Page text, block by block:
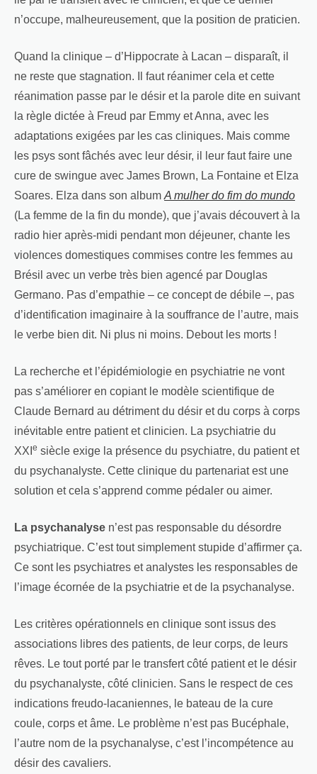
n’occupe, malheureusement, que la position de praticien.
Quand la clinique – d’Hippocrate à Lacan – disparaît, il
ne reste que stagnation. Il faut réanimer cela et cette
réanimation passe par le désir et la parole dite en suivant
la règle dictée à Freud par Emmy et Anna, avec les
adaptations exigées par les cas cliniques. Mais comme
les psys sont fâchés avec leur désir, il leur faut faire une
cure de swingue avec James Brown, La Fontaine et Elza
Soares. Elza dans son album A mulher do fim do mundo
(La femme de la fin du monde), que j’avais découvert à la
radio hier après-midi pendant mon déjeuner, chante les
violences domestiques commises contre les femmes au
Brésil avec un verbe très bien agencé par Douglas
Germano. Pas d’empathie – ce concept de débile –, pas
d’identification imaginaire à la souffrance de l’autre, mais
le verbe bien dit. Ni plus ni moins. Debout les morts !
La recherche et l’épidémiologie en psychiatrie ne vont
pas s’améliorer en copiant le modèle scientifique de
Claude Bernard au détriment du désir et du corps à corps
inévitable entre patient et clinicien. La psychiatrie du
XXI e siècle exige la présence du psychiatre, du patient et
du psychanalyste. Cette clinique du partenariat est une
solution et cela s’apprend comme pédaler ou aimer.
La psychanalyse n’est pas responsable du désordre
psychiatrique. C’est tout simplement stupide d’affirmer ça.
Ce sont les psychiatres et analystes les responsables de
l’image écornée de la psychiatrie et de la psychanalyse.
Les critères opérationnels en clinique sont issus des
associations libres des patients, de leur corps, de leurs
rêves. Le tout porté par le transfert côté patient et le désir
du psychanalyste, côté clinicien. Sans le respect de ces
indications freudo-lacaniennes, le bateau de la cure
coule, corps et âme. Le problème n’est pas Bucéphale,
l’autre nom de la psychanalyse, c’est l’incompétence au
désir des cavaliers.